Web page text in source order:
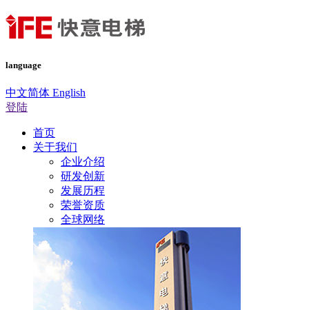
language
中文简体 English
登陆
首页
关于我们
企业介绍
研发创新
发展历程
荣誉资质
全球网络